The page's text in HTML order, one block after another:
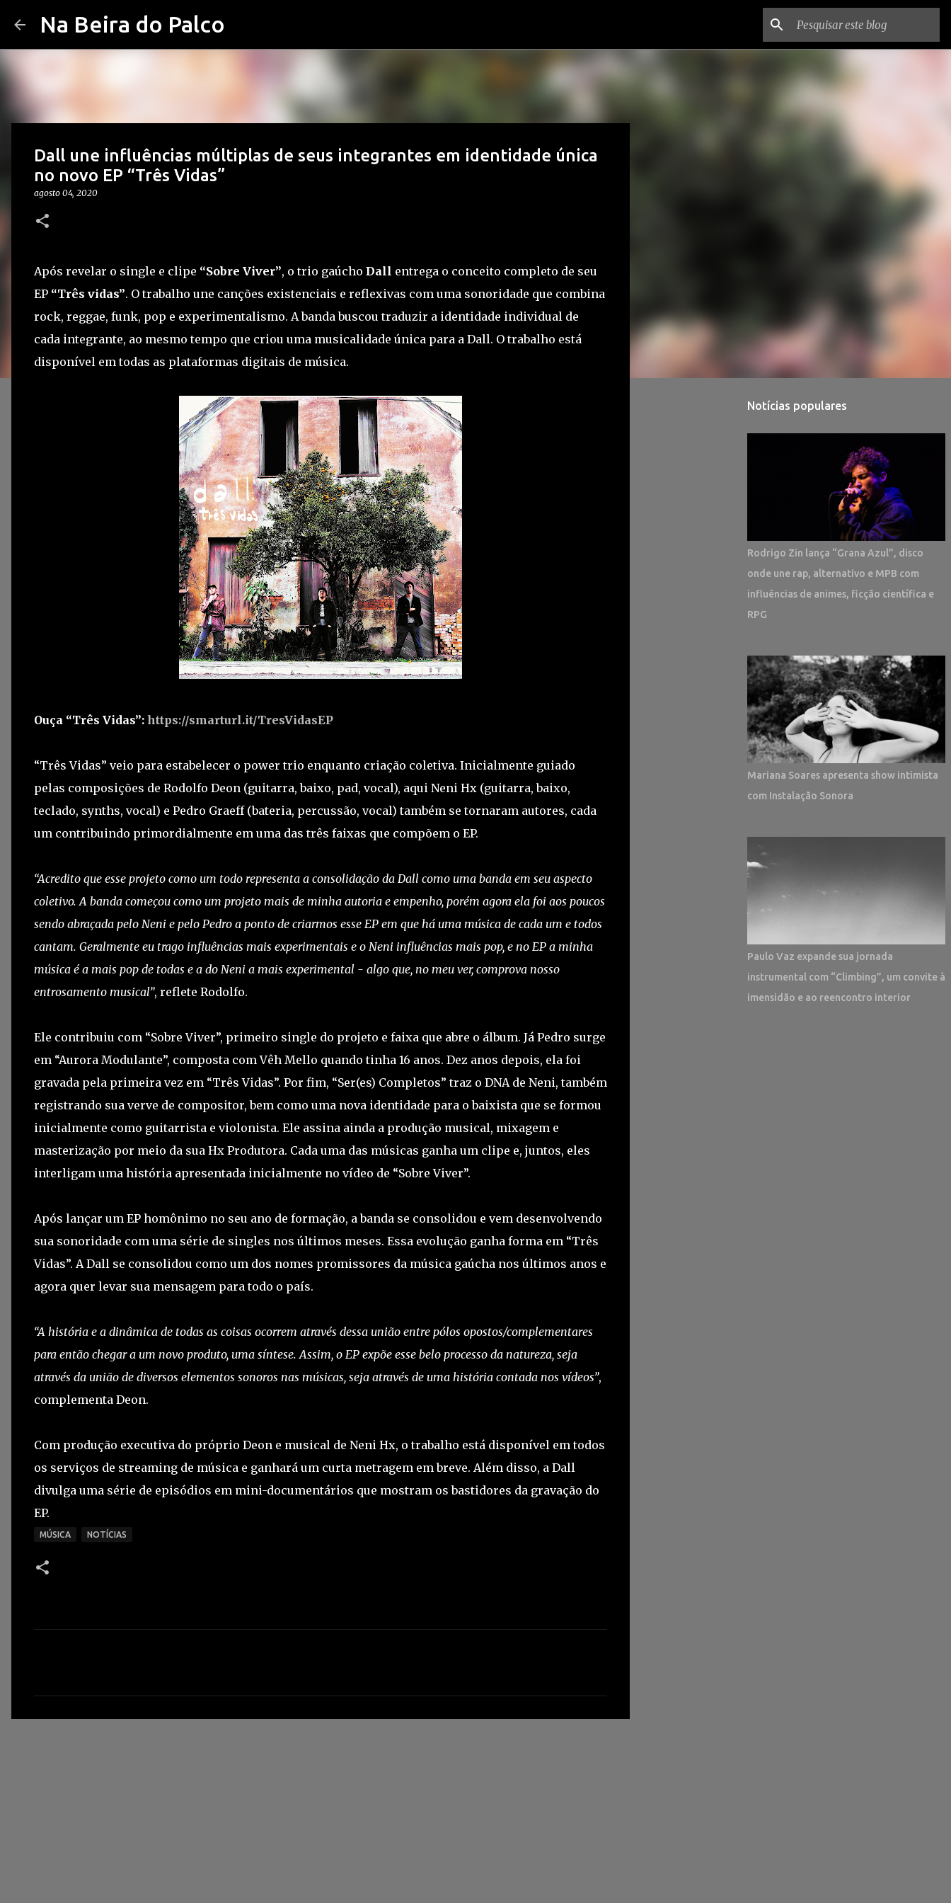
Na Beira do Palco
Dall une influências múltiplas de seus integrantes em identidade única
no novo EP “Três Vidas”
agosto 04, 2020
Após revelar o single e clipe “Sobre Viver”, o trio gaúcho Dall entrega o conceito completo de seu
EP “Três vidas”. O trabalho une canções existenciais e reflexivas com uma sonoridade que combina
rock, reggae, funk, pop e experimentalismo. A banda buscou traduzir a identidade individual de
cada integrante, ao mesmo tempo que criou uma musicalidade única para a Dall. O trabalho está
disponível em todas as plataformas digitais de música.
Ouça “Três Vidas”: https://smarturl.it/TresVidasEP
“Três Vidas” veio para estabelecer o power trio enquanto criação coletiva. Inicialmente guiado
pelas composições de Rodolfo Deon (guitarra, baixo, pad, vocal), aqui Neni Hx (guitarra, baixo,
teclado, synths, vocal) e Pedro Graeff (bateria, percussão, vocal) também se tornaram autores, cada
um contribuindo primordialmente em uma das três faixas que compõem o EP.
“Acredito que esse projeto como um todo representa a consolidação da Dall como uma banda em seu aspecto
coletivo. A banda começou como um projeto mais de minha autoria e empenho, porém agora ela foi aos poucos
sendo abraçada pelo Neni e pelo Pedro a ponto de criarmos esse EP em que há uma música de cada um e todos
cantam. Geralmente eu trago influências mais experimentais e o Neni influências mais pop, e no EP a minha
música é a mais pop de todas e a do Neni a mais experimental - algo que, no meu ver, comprova nosso
entrosamento musical”, reflete Rodolfo.
Ele contribuiu com “Sobre Viver”, primeiro single do projeto e faixa que abre o álbum. Já Pedro surge
em “Aurora Modulante”, composta com Vêh Mello quando tinha 16 anos. Dez anos depois, ela foi
gravada pela primeira vez em “Três Vidas”. Por fim, “Ser(es) Completos” traz o DNA de Neni, também
registrando sua verve de compositor, bem como uma nova identidade para o baixista que se formou
inicialmente como guitarrista e violonista. Ele assina ainda a produção musical, mixagem e
masterização por meio da sua Hx Produtora. Cada uma das músicas ganha um clipe e, juntos, eles
interligam uma história apresentada inicialmente no vídeo de “Sobre Viver”.
Após lançar um EP homônimo no seu ano de formação, a banda se consolidou e vem desenvolvendo
sua sonoridade com uma série de singles nos últimos meses. Essa evolução ganha forma em “Três
Vidas”. A Dall se consolidou como um dos nomes promissores da música gaúcha nos últimos anos e
agora quer levar sua mensagem para todo o país.
“A história e a dinâmica de todas as coisas ocorrem através dessa união entre pólos opostos/complementares
para então chegar a um novo produto, uma síntese. Assim, o EP expõe esse belo processo da natureza, seja
através da união de diversos elementos sonoros nas músicas, seja através de uma história contada nos vídeos”,
complementa Deon.
Com produção executiva do próprio Deon e musical de Neni Hx, o trabalho está disponível em todos
os serviços de streaming de música e ganhará um curta metragem em breve. Além disso, a Dall
divulga uma série de episódios em mini-documentários que mostram os bastidores da gravação do
EP.
MÚSICA NOTÍCIAS
Notícias populares
Rodrigo Zin lança “Grana Azul”, disco
onde une rap, alternativo e MPB com
influências de animes, ficção científica e
RPG
Mariana Soares apresenta show intimista
com Instalação Sonora
Paulo Vaz expande sua jornada
instrumental com “Climbing”, um convite à
imensidão e ao reencontro interior